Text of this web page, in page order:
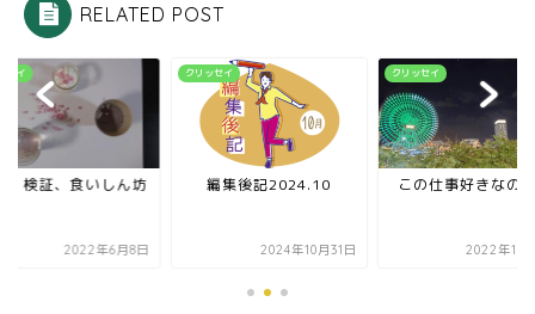
RELATED POST
セイ
、検証、食いしん坊
2022年6月8日
クリッセイ
編集後記2024.10
2024年10月31日
クリッセイ
この仕事好きなの
2022年10